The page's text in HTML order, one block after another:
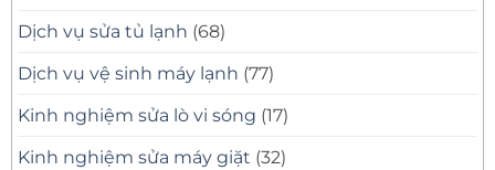
Dịch vụ sửa tủ lạnh (68)
Dịch vụ vệ sinh máy lạnh (77)
Kinh nghiệm sửa lò vi sóng (17)
Kinh nghiệm sửa máy giặt (32)